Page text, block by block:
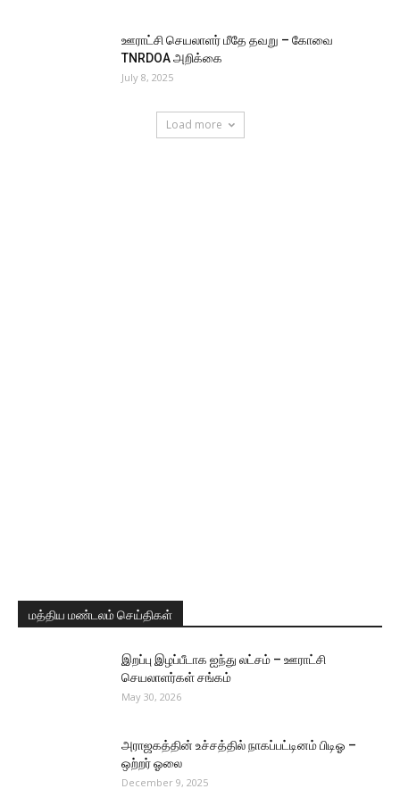
ஊராட்சி செயலாளர் மீதே தவறு – கோவை
TNRDOA அறிக்கை
July 8, 2025
Load more
மத்திய மண்டலம் செய்திகள்
இறப்பு இழப்பீடாக ஐந்து லட்சம் – ஊராட்சி
செயலாளர்கள் சங்கம்
May 30, 2026
அராஜகத்தின் உச்சத்தில் நாகப்பட்டினம் பிடிஓ –
ஒற்றர் ஓலை
December 9, 2025